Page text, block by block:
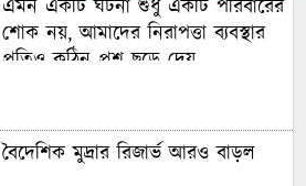
এমন একটি ঘটনা শুধু একটি পরিবারের
শোক নয়, আমাদের নিরাপত্তা ব্যবস্থার
প্রতিও কঠিন প্রশ্ন ছুড়ে দেয়
বৈদেশিক মুদ্রার রিজার্ভ আরও বাড়ল